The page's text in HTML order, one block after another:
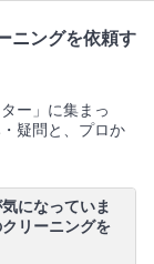
ニングを依頼す
ー」に集まっ
疑問と、プロか
になっていま
リーニングを